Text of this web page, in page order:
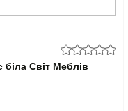
Світ Меблів